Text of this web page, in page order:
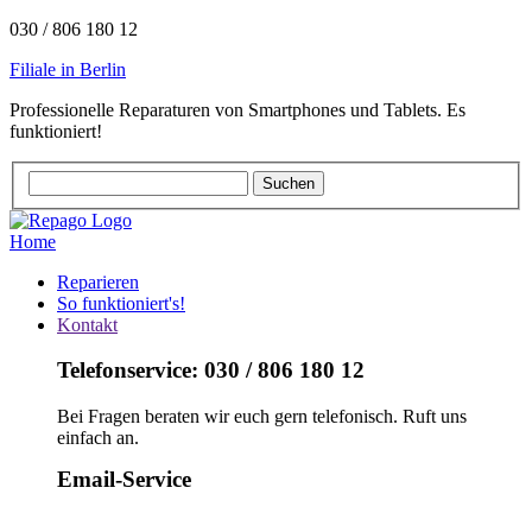
030 / 806 180 12
Filiale in Berlin
Professionelle Reparaturen von Smartphones und Tablets. Es
funktioniert!
Home
Reparieren
So funktioniert's!
Kontakt
Telefonservice: 030 / 806 180 12
Bei Fragen beraten wir euch gern telefonisch. Ruft uns
einfach an.
Email-Service